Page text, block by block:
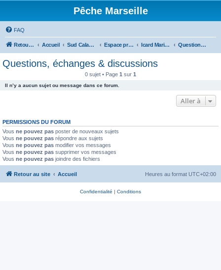
Pêche Marseille
FAQ
Retour au site Accueil Sud Calanques Espace professionnel Icard Maritime Questions, échanges & discussions
Questions, échanges & discussions
0 sujet • Page 1 sur 1
Il n’y a aucun sujet ou message dans ce forum.
Aller à
PERMISSIONS DU FORUM
Vous ne pouvez pas poster de nouveaux sujets
Vous ne pouvez pas répondre aux sujets
Vous ne pouvez pas modifier vos messages
Vous ne pouvez pas supprimer vos messages
Vous ne pouvez pas joindre des fichiers
Retour au site Accueil Heures au format UTC+02:00
Confidentialité | Conditions